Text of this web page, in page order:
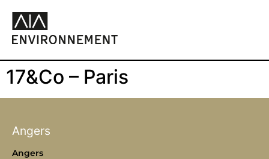
17&Co – Paris
Angers
Angers